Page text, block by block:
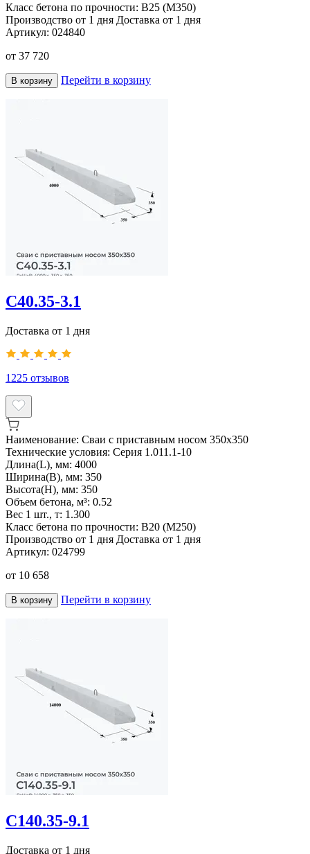
Класс бетона по прочности: В25 (М350)
Производство от 1 дня Доставка от 1 дня
Артикул: 024840
от 37 720
В корзину Перейти в корзину
С40.35-3.1
Доставка от 1 дня
1225 отзывов
Наименование: Сваи с приставным носом 350х350
Технические условия: Серия 1.011.1-10
Длина(L), мм: 4000
Ширина(B), мм: 350
Высота(H), мм: 350
Объем бетона, м³: 0.52
Вес 1 шт., т: 1.300
Класс бетона по прочности: B20 (М250)
Производство от 1 дня Доставка от 1 дня
Артикул: 024799
от 10 658
В корзину Перейти в корзину
С140.35-9.1
Доставка от 1 дня